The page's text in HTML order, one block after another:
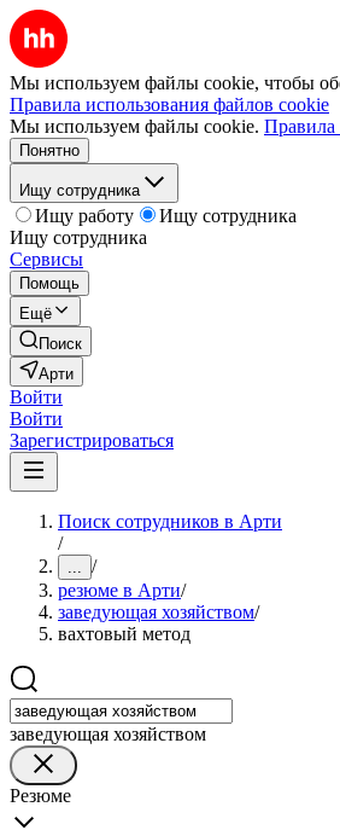
Мы используем файлы cookie, чтобы
Правила использования файлов cookie
Мы используем файлы cookie. Правила
Понятно
Ищу сотрудника
Ищу работу
Ищу сотрудника
Ищу сотрудника
Сервисы
Помощь
Ещё
Поиск
Арти
Войти
Войти
Зарегистрироваться
Поиск сотрудников в Арти
/
... /
резюме в Арти/
заведующая хозяйством/
вахтовый метод
заведующая хозяйством
Резюме